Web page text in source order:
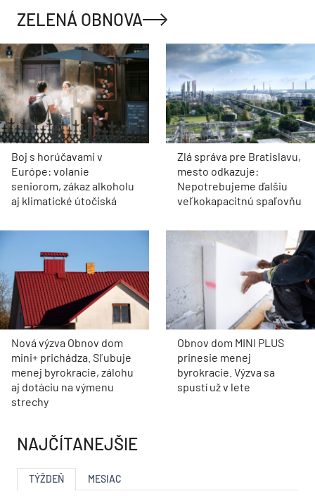
ZELENÁ OBNOVA
Boj s horúčavami v
Európe: volanie
seniorom, zákaz alkoholu
aj klimatické útočiská
Zlá správa pre Bratislavu,
mesto odkazuje:
Nepotrebujeme ďalšiu
veľkokapacitnú spaľovňu
Nová výzva Obnov dom
mini+ prichádza. Sľubuje
menej byrokracie, zálohu
aj dotáciu na výmenu
strechy
Obnov dom MINI PLUS
prinesie menej
byrokracie. Výzva sa
spustí už v lete
NAJČÍTANEJŠIE
TÝŽDEŇ MESIAC